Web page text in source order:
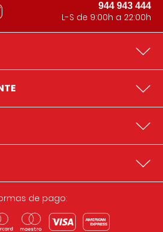
944 943 444
L-S de 9:00h a 22:00h
de pago: